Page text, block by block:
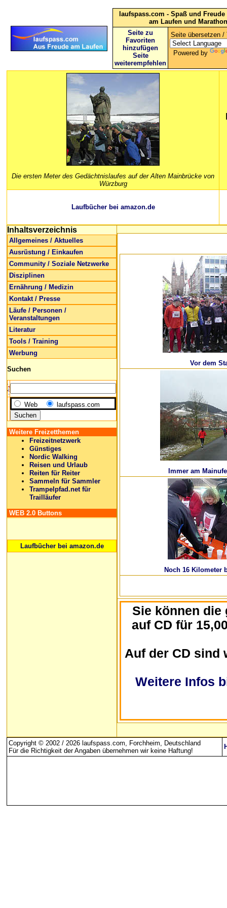
laufspass.com - Spaß und
am Laufen und Marathon
Seite zu
Favoriten
hinzufügen
Seite
weiterempfehlen
Seite übersetzen /
Powered by
Die ersten Meter des Gedächtnislaufes auf der Alten Mainbrücke von
Würzburg
Laufbücher bei amazon.de
Inhaltsverzeichnis
Allgemeines / Aktuelles
Ausrüstung / Einkaufen
Community / Soziale Netzwerke
Disziplinen
Ernährung / Medizin
Kontakt / Presse
Läufe / Personen /
Veranstaltungen
Literatur
Tools / Training
Werbung
Suchen
Web laufspass.com
Weitere Freizetthemen
Freizeitnetzwerk
Günstiges
Nordic Walking
Reisen und Urlaub
Reiten für Reiter
Sammeln für Sammler
Trampelpfad.net für
Trailläufer
WEB 2.0 Buttons
Laufbücher bei amazon.de
Vor dem
Immer am
Noch 16 Kilometer
Sie können die
auf CD für
Auf der CD sind
Weitere Infos
Copyright © 2002 / 2026 laufspass.com, Forchheim, Deutschland
Für die Richtigkeit der Angaben übernehmen wir keine Haftung!